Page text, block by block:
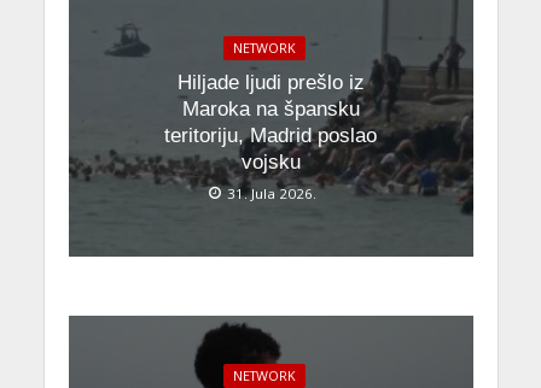
NETWORK
Hiljade ljudi prešlo iz
Maroka na špansku
teritoriju, Madrid poslao
vojsku
31. Jula 2026.
NETWORK